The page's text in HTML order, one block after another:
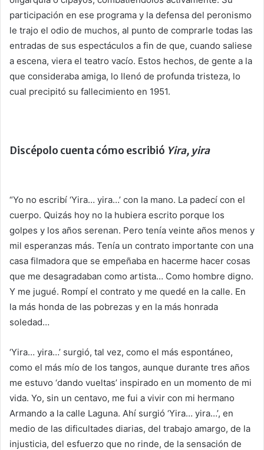
participación en ese programa y la defensa del peronismo
le trajo el odio de muchos, al punto de comprarle todas las
entradas de sus espectáculos a fin de que, cuando saliese
a escena, viera el teatro vacío. Estos hechos, de gente a la
que consideraba amiga, lo llenó de profunda tristeza, lo
cual precipitó su fallecimiento en 1951.
Discépolo cuenta cómo escribió Yira, yira
“Yo no escribí ‘Yira… yira…’ con la mano. La padecí con el
cuerpo. Quizás hoy no la hubiera escrito porque los
golpes y los años serenan. Pero tenía veinte años menos y
mil esperanzas más. Tenía un contrato importante con una
casa filmadora que se empeñaba en hacerme hacer cosas
que me desagradaban como artista… Como hombre digno.
Y me jugué. Rompí el contrato y me quedé en la calle. En
la más honda de las pobrezas y en la más honrada
soledad…
‘Yira… yira…’ surgió, tal vez, como el más espontáneo,
como el más mío de los tangos, aunque durante tres años
me estuvo ‘dando vueltas’ inspirado en un momento de mi
vida. Yo, sin un centavo, me fui a vivir con mi hermano
Armando a la calle Laguna. Ahí surgió ‘Yira… yira…’, en
medio de las dificultades diarias, del trabajo amargo, de la
injusticia, del esfuerzo que no rinde, de la sensación de